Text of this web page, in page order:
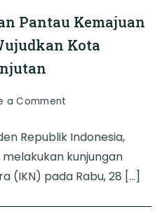
Pantau Kemajuan
Kota
a Comment
Presiden
Gibran
Pantau
Kemajuan
Republik Indonesia,
kunjungan
(IKN) pada Rabu, 28 […]